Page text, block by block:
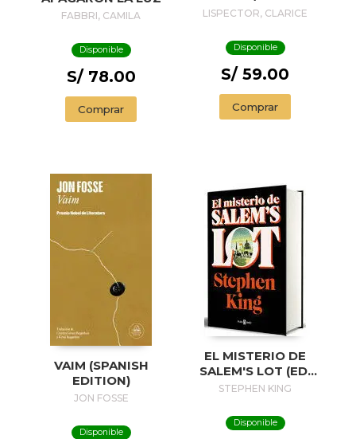
FABBRI, CAMILA
Disponible
S/ 78.00
Comprar
PASSION
H.
LISPECTOR, CLARICE
Disponible
S/ 59.00
Comprar
VAIM (SPANISH
EDITION)
JON FOSSE
Disponible
EL MISTERIO DE
SALEM'S LOT (ED.
50 ANIVERSARIO) /
STEPHEN KING
Disponible